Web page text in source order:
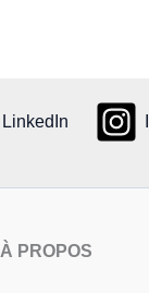
LinkedIn
À PROPOS